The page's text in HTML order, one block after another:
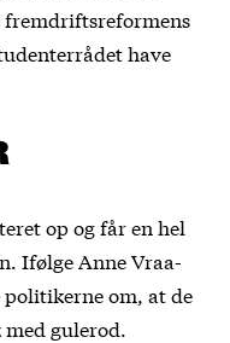
have
op og får en hel
Ifølge Anne Vraa-
politikerne om, at de
gulerod.